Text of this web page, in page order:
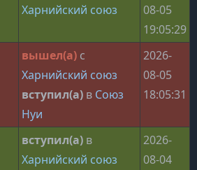
Харнийский союз
08-05
19:05:29
вышел(а)с
Харнийский союз
вступил(а)в Союз
Нуи
2026-
08-05
18:05:31
вступил(а)в
Харнийский союз
2026-
08-04